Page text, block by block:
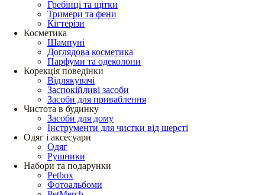
Гребінці та щітки
Тримери та фени
Кігтерізи
Косметика
Шампуні
Доглядова косметика
Парфуми та одеколони
Корекція поведінки
Відлякувачі
Заспокійливі засоби
Засоби для приваблення
Чистота в будинку
Засоби для дому
Інструменти для чистки від шерсті
Одяг і аксесуари
Одяг
Рушники
Набори та подарунки
Petbox
Фотоальбоми